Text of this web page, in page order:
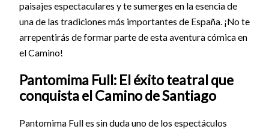
paisajes espectaculares y te sumerges en la esencia de
una de las tradiciones más importantes de España. ¡No te
arrepentirás de formar parte de esta aventura cómica en
el Camino!
Pantomima Full: El éxito teatral que
conquista el Camino de Santiago
Pantomima Full es sin duda uno de los espectáculos